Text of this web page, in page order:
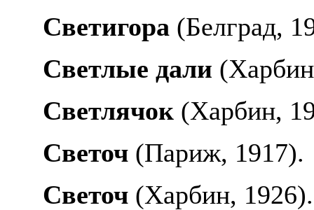
Светигора (Белград,
Светлые дали
Светлячок (Харбин,
Светоч (Париж, 1917).
Светоч (Харбин,